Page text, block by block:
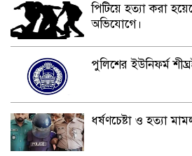
পিটিয়ে হত্যা করা
অভিযোগে।
পুলিশের ইউনিফর্ম
ধর্ষণচেষ্টা ও হত্যা